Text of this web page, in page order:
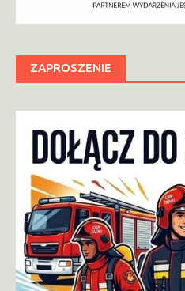
ZAPROSZENIE